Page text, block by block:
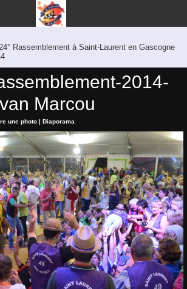
Rassemblement à Saint-Laurent en Gascogne
2014-
Marcou
une photo | Diaporama